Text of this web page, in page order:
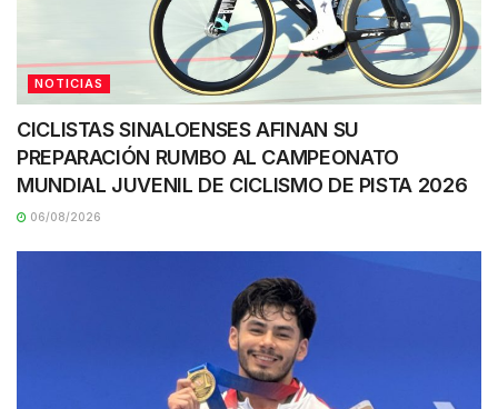
NOTICIAS
CICLISTAS SINALOENSES AFINAN SU
PREPARACIÓN RUMBO AL CAMPEONATO
MUNDIAL JUVENIL DE CICLISMO DE PISTA 2026
06/08/2026